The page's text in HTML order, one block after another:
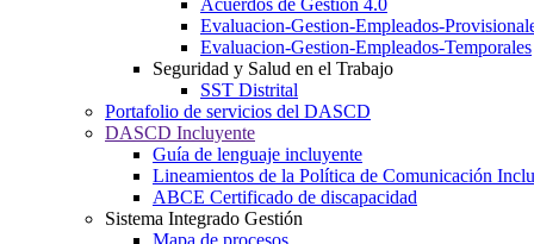
Acuerdos de Gestión 4.0
Evaluacion-Gestion-Empleados-
Evaluacion-Gestion-Empleados-Temporales
Seguridad y Salud en el Trabajo
SST Distrital
Portafolio de servicios del DASCD
DASCD Incluyente
Guía de lenguaje incluyente
Lineamientos de la Política de Comunicación
ABCE Certificado de discapacidad
Sistema Integrado Gestión
Mapa de procesos